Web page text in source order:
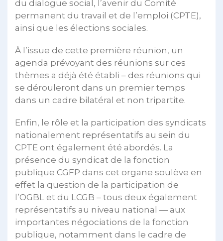
du dialogue social, l’avenir du Comité
permanent du travail et de l’emploi (CPTE),
ainsi que les élections sociales.
À l’issue de cette première réunion, un
agenda prévoyant des réunions sur ces
thèmes a déjà été établi – des réunions qui
se dérouleront dans un premier temps
dans un cadre bilatéral et non tripartite.
Enfin, le rôle et la participation des syndicats
nationalement représentatifs au sein du
CPTE ont également été abordés. La
présence du syndicat de la fonction
publique CGFP dans cet organe soulève en
effet la question de la participation de
l’OGBL et du LCGB – tous deux également
représentatifs au niveau national — aux
importantes négociations de la fonction
publique, notamment dans le cadre de